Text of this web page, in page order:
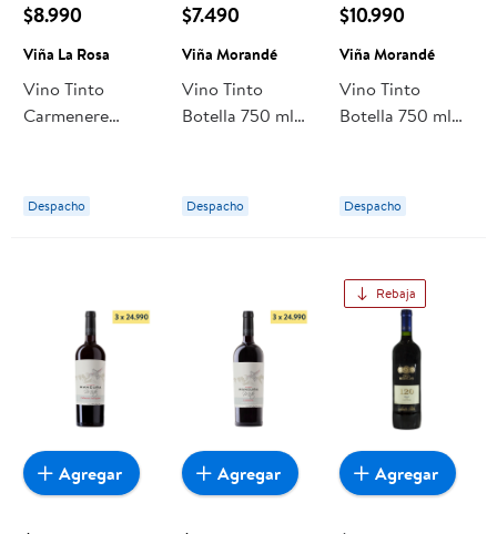
$8.990
Viña La Rosa
Vino Tinto
Carmenere
Botella 750 ml
Viña La Rosa
Despacho
$7.490
Viña Morandé
Vino Tinto
Botella 750 ml
Despacho
$10.990
Viña Morandé
Vino Tinto
Botella 750 ml
Despacho
Agregar Agregar
Rebaja
Agregar